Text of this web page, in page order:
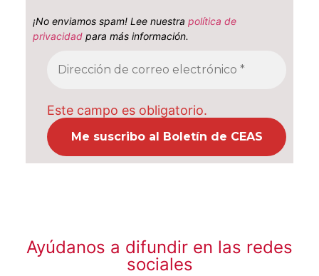
¡No enviamos spam! Lee nuestra política de
privacidad para más información.
Este campo es obligatorio.
Ayúdanos a difundir en las redes
sociales